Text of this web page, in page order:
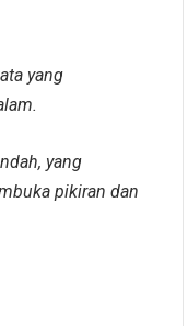
yang
yang
pikiran dan